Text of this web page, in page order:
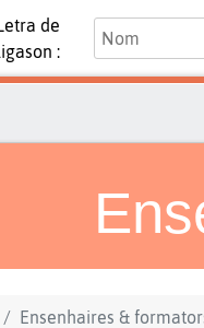
de
:
Ensenhaires &